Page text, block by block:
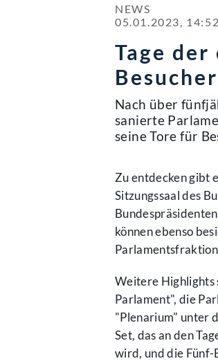
NEWS
05.01.2023, 14:52
Tage
Nach über
sanierte
seine Tore für
Zu entdecken gibt
Sitzungssaal des
können ebenso
Weitere Highlights
Parlament", die
"Plenarium" unter
Set, das an den
wird, und die